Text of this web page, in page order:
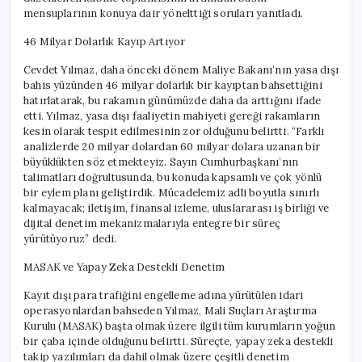
mensuplarının konuya dair yönelttiği soruları yanıtladı.
46 Milyar Dolarlık Kayıp Artıyor
Cevdet Yılmaz, daha önceki dönem Maliye Bakanı’nın yasa dışı
bahis yüzünden 46 milyar dolarlık bir kayıptan bahsettiğini
hatırlatarak, bu rakamın günümüzde daha da arttığını ifade
etti. Yılmaz, yasa dışı faaliyetin mahiyeti gereği rakamların
kesin olarak tespit edilmesinin zor olduğunu belirtti. “Farklı
analizlerde 20 milyar dolardan 60 milyar dolara uzanan bir
büyüklükten söz etmekteyiz. Sayın Cumhurbaşkanı’nın
talimatları doğrultusunda, bu konuda kapsamlı ve çok yönlü
bir eylem planı geliştirdik. Mücadelemiz adli boyutla sınırlı
kalmayacak; iletişim, finansal izleme, uluslararası iş birliği ve
dijital denetim mekanizmalarıyla entegre bir süreç
yürütüyoruz” dedi.
MASAK ve Yapay Zeka Destekli Denetim
Kayıt dışı para trafiğini engelleme adına yürütülen idari
operasyonlardan bahseden Yılmaz, Mali Suçları Araştırma
Kurulu (MASAK) başta olmak üzere ilgili tüm kurumların yoğun
bir çaba içinde olduğunu belirtti. Süreçte, yapay zeka destekli
takip yazılımları da dahil olmak üzere çeşitli denetim